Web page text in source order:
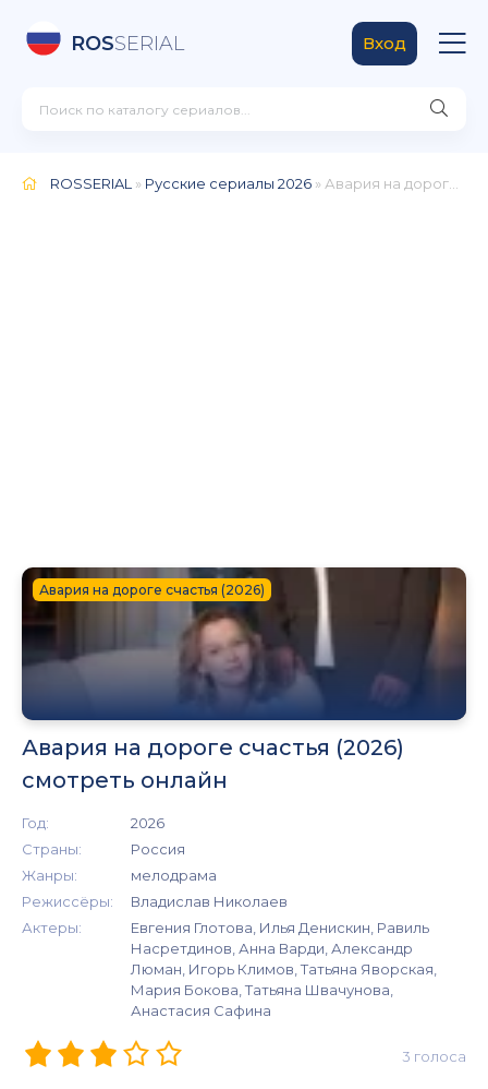
ROSSERIAL Вход
ROSSERIAL » Русские сериалы 2026 » Авария на дороге счастья (2026)
Авария на дороге счастья (2026)
Авария на дороге счастья (2026)
смотреть онлайн
Год:
2026
Страны:
Россия
Жанры:
мелодрама
Режиссёры:
Владислав Николаев
Актеры:
Евгения Глотова, Илья Денискин, Равиль
Насретдинов, Анна Варди, Александр
Люман, Игорь Климов, Татьяна Яворская,
Мария Бокова, Татьяна Швачунова,
Анастасия Сафина
3 голоса